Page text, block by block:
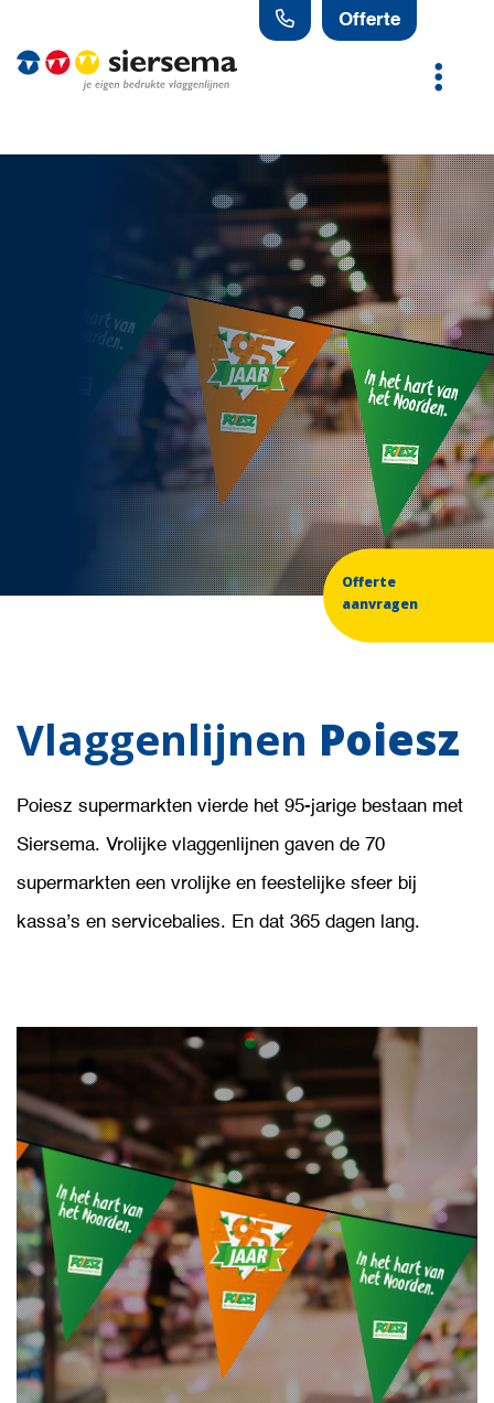
Offerte
Offerte
aanvragen
Vlaggenlijnen Poiesz
Poiesz supermarkten vierde het 95-jarige bestaan met
Siersema. Vrolijke vlaggenlijnen gaven de 70
supermarkten een vrolijke en feestelijke sfeer bij
kassa’s en servicebalies. En dat 365 dagen lang.